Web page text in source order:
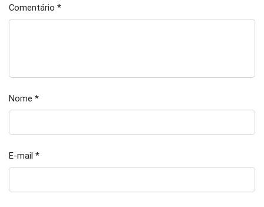
Comentário *
Nome *
E-mail *